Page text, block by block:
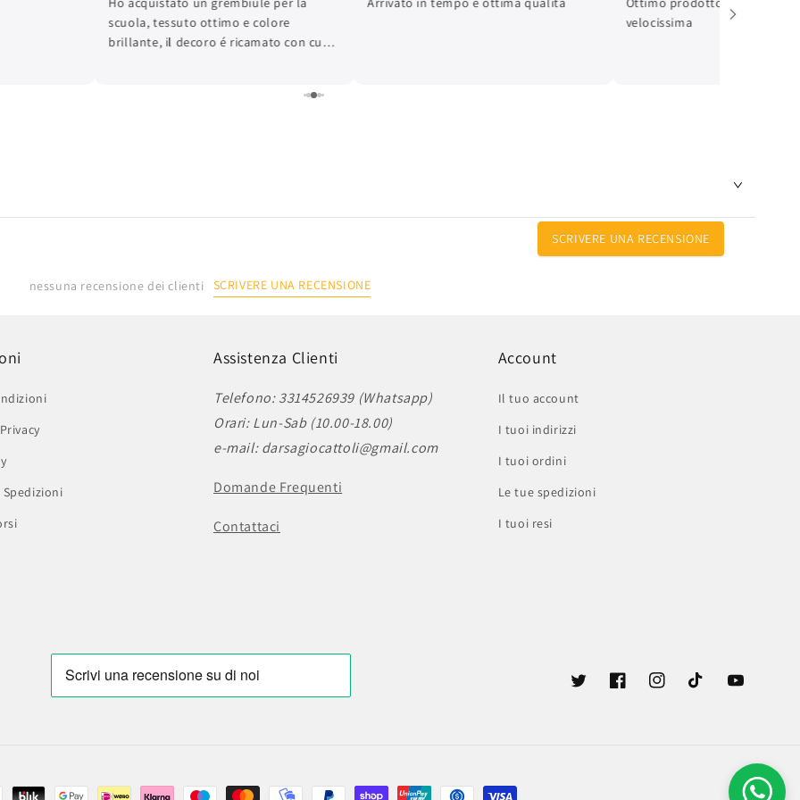
scuola, tessuto ottimo e colore
brillante, il decoro é ricamato con cura
velocissima
SCRIVERE UNA RECENSIONE
nessuna recensione dei clienti SCRIVERE UNA RECENSIONE
Spedizioni
Assistenza Clienti
Telefono: 3314526939 (Whatsapp)
Orari: Lun-Sab (10.00-18.00)
e-mail: darsagiocattoli@gmail.com
Domande Frequenti
Contattaci
Account
Il tuo account
I tuoi indirizzi
I tuoi ordini
Le tue spedizioni
I tuoi resi
TwitterFacebookInstagramTikTok YouTube